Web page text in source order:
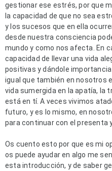
gestionar ese estrés, por que
la capacidad de que no sea
y los sucesos que en ella
desde nuestra consciencia
mundo y como nos afecta. En
capacidad de llevar una vida
positivas y dándole
igual que también en nosotros
vida sumergida en la apatía, la
está en tí. A veces vivimos
futuro, y es lo mismo, en
para continuar con el presenta
Os cuento esto por que es mi
os puede ayudar en algo me
esta introducción, y de saber